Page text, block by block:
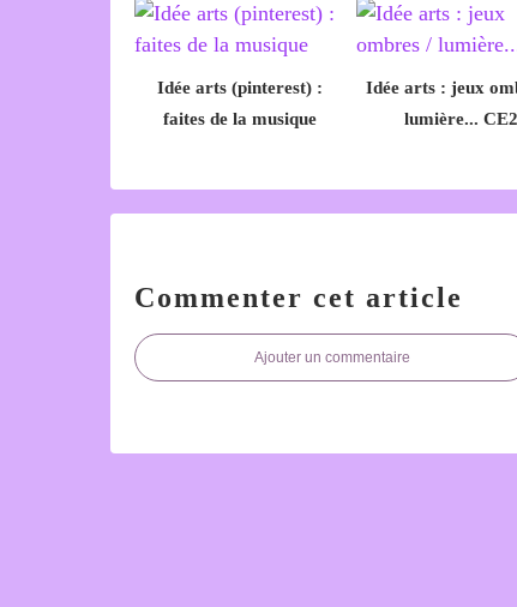
Idée arts (pinterest) :
faites de la musique
Idée arts : jeux
lumière... CE2
Commenter cet article
Ajouter un commentaire